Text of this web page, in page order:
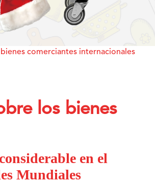
comerciantes internacionales
los bienes
en el
Mundiales